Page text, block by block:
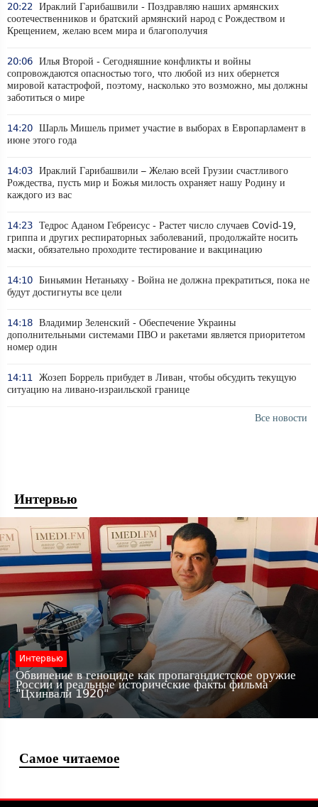
20:22
Ираклий Гарибашвили - Поздравляю наших армянских
соотечественников и братский армянский народ с Рождеством и
Крещением, желаю всем мира и благополучия
20:06 Илья Второй - Сегодняшние конфликты и войны
сопровождаются опасностью того, что любой из них обернется
мировой катастрофой, поэтому, насколько это возможно, мы должны
заботиться о мире
14:20 Шарль Мишель примет участие в выборах в Европарламент в
июне этого года
14:03 Ираклий Гарибашвили – Желаю всей Грузии счастливого
Рождества, пусть мир и Божья милость охраняет нашу Родину и
каждого из вас
14:23 Тедрос Аданом Гебреисус - Растет число случаев Covid-19,
гриппа и других респираторных заболеваний, продолжайте носить
маски, обязательно проходите тестирование и вакцинацию
14:10 Биньямин Нетаньяху - Война не должна прекратиться, пока не
будут достигнуты все цели
14:18 Владимир Зеленский - Обеспечение Украины
дополнительными системами ПВО и ракетами является приоритетом
номер один
14:11
Жозеп Боррель прибудет в Ливан, чтобы обсудить текущую
ситуацию на ливано-израильской границе
Все новости
Интервью
Интервью
Обвинение в геноциде как пропагандистское оружие
России и реальные исторические факты фильма
"Цхинвали 1920"
Самое читаемое